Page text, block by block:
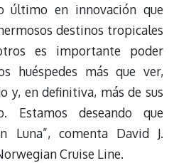
último en innovación que
destinos tropicales
es importante poder
huéspedes más que ver,
y, en definitiva, más de sus
Estamos deseando que
Luna”, comenta David J.
Cruise Line.